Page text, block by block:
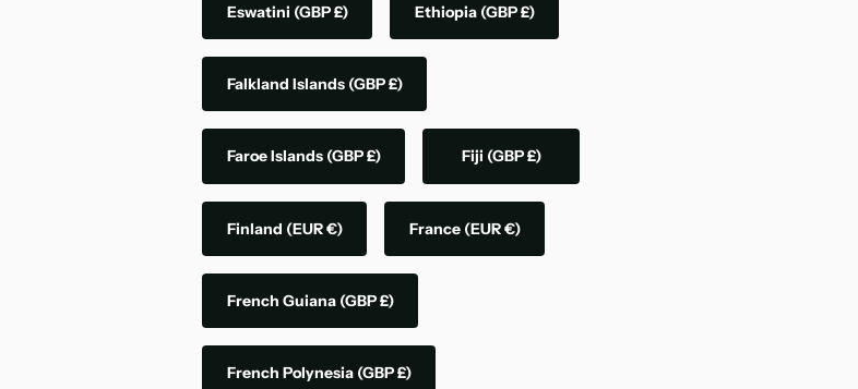
Eswatini (GBP £) Ethiopia (GBP £)
Falkland Islands (GBP £)
Faroe Islands (GBP £) Fiji (GBP £)
Finland (EUR €) France (EUR €)
French Guiana (GBP £)
French Polynesia (GBP £)